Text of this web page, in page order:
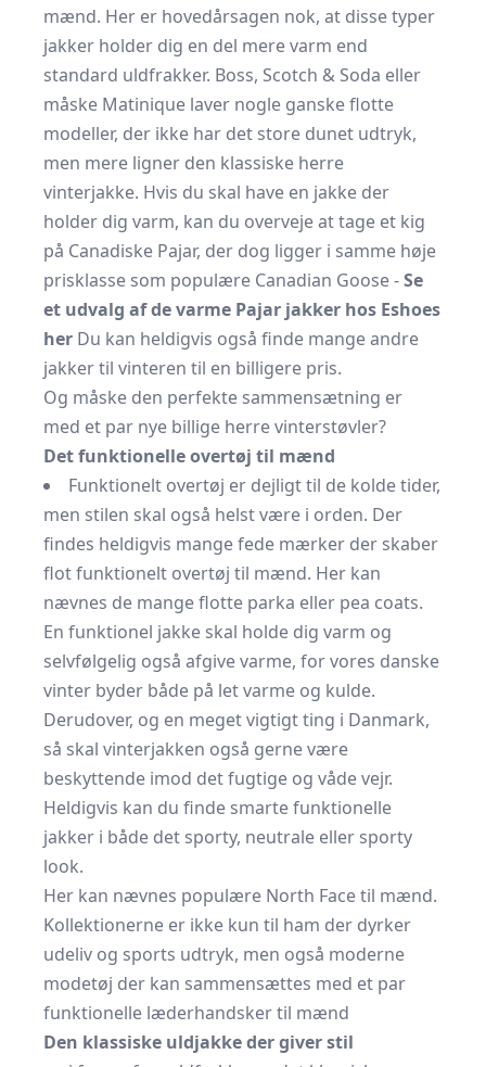
mænd. Her er hovedårsagen nok, at disse typer
jakker holder dig en del mere varm end
standard uldfrakker. Boss, Scotch & Soda eller
måske Matinique laver nogle ganske flotte
modeller, der ikke har det store dunet udtryk,
men mere ligner den klassiske herre
vinterjakke. Hvis du skal have en jakke der
holder dig varm, kan du overveje at tage et kig
på Canadiske Pajar, der dog ligger i samme høje
prisklasse som populære Canadian Goose -Se
et udvalg af de varme Pajar jakker hos Eshoes
her Du kan heldigvis også finde mange andre
jakker til vinteren til en billigere pris.
Og måske den perfekte sammensætning er
med et par nye billige herre vinterstøvler?
Det funktionelle overtøj til mænd
Funktionelt overtøj er dejligt til de kolde tider,
men stilen skal også helst være i orden. Der
findes heldigvis mange fede mærker der skaber
flot funktionelt overtøj til mænd. Her kan
nævnes de mange flotte parka eller pea coats.
En funktionel jakke skal holde dig varm og
selvfølgelig også afgive varme, for vores danske
vinter byder både på let varme og kulde.
Derudover, og en meget vigtigt ting i Danmark,
så skal vinterjakken også gerne være
beskyttende imod det fugtige og våde vejr.
Heldigvis kan du finde smarte funktionelle
jakker i både det sporty, neutrale eller sporty
look.
Her kan nævnes populære North Face til mænd.
Kollektionerne er ikke kun til ham der dyrker
udeliv og sports udtryk, men også moderne
modetøj der kan sammensættes med et par
funktionelle læderhandsker til mænd
Den klassiske uldjakke der giver stil